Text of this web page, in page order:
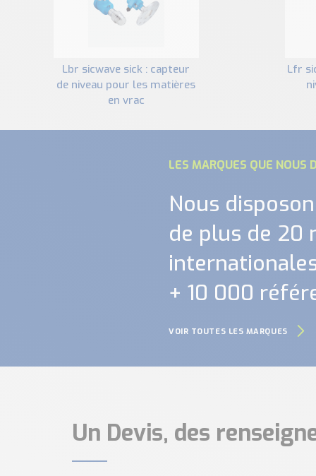
lbr sicwave sick : capteur
de niveau pour les matières
en vrac
lfr sicwave sick : capteur de
LES MARQUES QUE NOUS
Nous
de plus de 20
+ 10 000
VOIR TOUTES LES MARQUES
Un Devis, des